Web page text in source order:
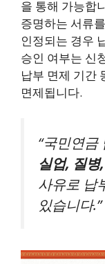
을 통해 가능합
증명하는 서류
인정되는 경우
승인 여부는 신
납부 면제 기간
면제됩니다.
“국민연금
실업, 질
사유로 납
있습니다.”